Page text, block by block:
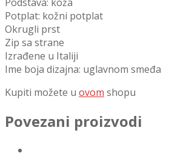
Potplat: kožni potplat
Okrugli prst
Zip sa strane
Izrađene u Italiji
Ime boja dizajna: uglavnom smeđa
Kupiti možete u ovom shopu
Povezani proizvodi